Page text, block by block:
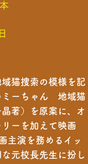
猫捜索の模様を記
ミーちゃん 地域猫
著）を原案に、オ
ーを加えて映画
主演を務めるイッ
元校長先生に扮し